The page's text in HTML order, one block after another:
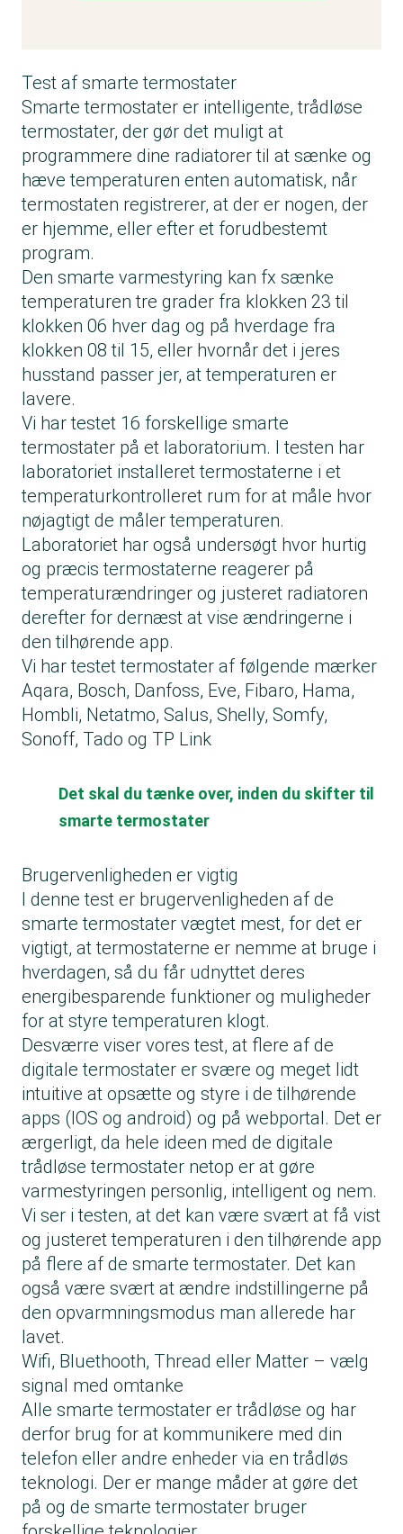
Test af smarte termostater
Smarte termostater er intelligente, trådløse
termostater, der gør det muligt at
programmere dine radiatorer til at sænke og
hæve temperaturen enten automatisk, når
termostaten registrerer, at der er nogen, der
er hjemme, eller efter et forudbestemt
program.
Den smarte varmestyring kan fx sænke
temperaturen tre grader fra klokken 23 til
klokken 06 hver dag og på hverdage fra
klokken 08 til 15, eller hvornår det i jeres
husstand passer jer, at temperaturen er
lavere.
Vi har testet 16 forskellige smarte
termostater på et laboratorium. I testen har
laboratoriet installeret termostaterne i et
temperaturkontrolleret rum for at måle hvor
nøjagtigt de måler temperaturen.
Laboratoriet har også undersøgt hvor hurtig
og præcis termostaterne reagerer på
temperaturændringer og justeret radiatoren
derefter for dernæst at vise ændringerne i
den tilhørende app.
Vi har testet termostater af følgende mærker
Aqara, Bosch, Danfoss, Eve, Fibaro, Hama,
Hombli, Netatmo, Salus, Shelly, Somfy,
Sonoff, Tado og TP Link
Det skal du tænke over, inden du skifter til
smarte termostater
Brugervenligheden er vigtig
I denne test er brugervenligheden af de
smarte termostater vægtet mest, for det er
vigtigt, at termostaterne er nemme at bruge i
hverdagen, så du får udnyttet deres
energibesparende funktioner og muligheder
for at styre temperaturen klogt.
Desværre viser vores test, at flere af de
digitale termostater er svære og meget lidt
intuitive at opsætte og styre i de tilhørende
apps (IOS og android) og på webportal. Det er
ærgerligt, da hele ideen med de digitale
trådløse termostater netop er at gøre
varmestyringen personlig, intelligent og nem.
Vi ser i testen, at det kan være svært at få vist
og justeret temperaturen i den tilhørende app
på flere af de smarte termostater. Det kan
også være svært at ændre indstillingerne på
den opvarmningsmodus man allerede har
lavet.
Wifi, Bluethooth, Thread eller Matter – vælg
signal med omtanke
Alle smarte termostater er trådløse og har
derfor brug for at kommunikere med din
telefon eller andre enheder via en trådløs
teknologi. Der er mange måder at gøre det
på og de smarte termostater bruger